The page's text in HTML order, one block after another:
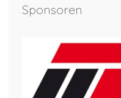
Sponsoren